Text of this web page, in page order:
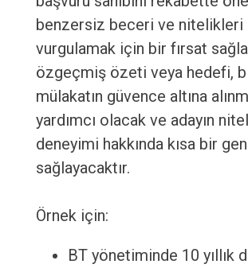
benzersiz beceri ve nitelikleri
vurgulamak için bir fırsat
özgeçmiş özeti veya hedefi,
mülakatın güvence altına
yardımcı olacak ve adayın
deneyimi hakkında kısa bir
sağlayacaktır.
Örnek için:
BT yönetiminde 10 yıllık